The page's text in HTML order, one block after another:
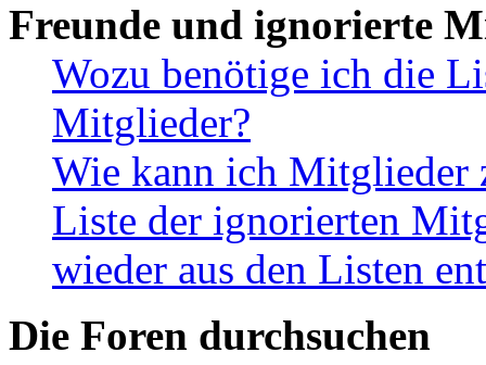
Freunde und ignorierte
Wozu benötige ich die
Mitglieder?
Wie kann ich Mitglieder
Liste der ignorierten
wieder aus den Listen
Die Foren durchsuchen